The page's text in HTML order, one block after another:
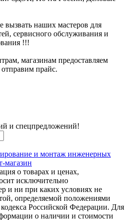
вызвать наших мастеров для
сервисного обслуживания и
!!!
магазинам предоставляем
прайс.
и спецпредложений!
и монтаж инженерных
магазин
о товарах и ценах,
исключительно
и ни при каких условиях не
определяемой положениями
Российской Федерации. Для
о наличии и стоимости